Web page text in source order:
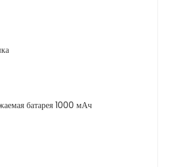
батарея 1000 мАч